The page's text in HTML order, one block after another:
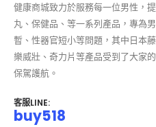
健康商城致力於服務每一位男性，
丸、保健品、等一系列產品，專為
暫、性器官短小等問題，其中日本
樂威壯、奇力片等產品受到了大家
保駕護航。
客服LINE:
buy518